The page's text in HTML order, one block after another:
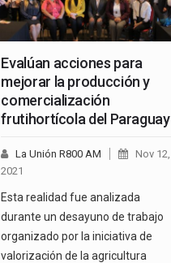
Evalúan acciones para
mejorar la producción y
comercialización
frutihortícola del Paraguay
La Unión R800 AM
Nov 12,
2021
Esta realidad fue analizada
durante un desayuno de trabajo
organizado por la iniciativa de
valorización de la agricultura